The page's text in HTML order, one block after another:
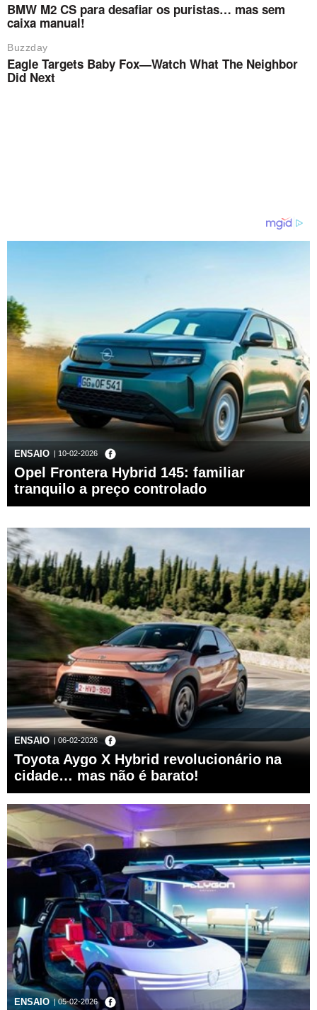
ENSAIO | 10-02-2026
Opel Frontera Hybrid 145: familiar
tranquilo a preço controlado
ENSAIO | 06-02-2026
Toyota Aygo X Hybrid revolucionário na
cidade… mas não é barato!
ENSAIO | 05-02-2026